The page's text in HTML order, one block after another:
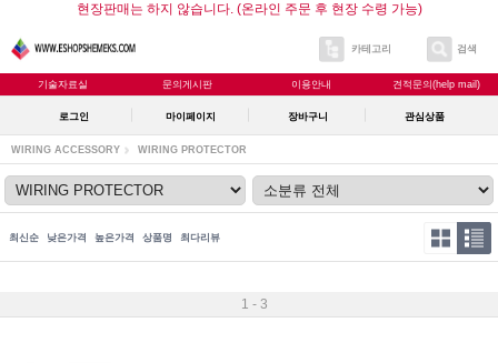
현장판매는 하지 않습니다. (온라인 주문 후 현장 수령 가능)
카테고리 검색
기술자료실 문의게시판 이용안내 견적문의(help mail)
로그인 마이페이지 장바구니 관심상품
WIRING ACCESSORY WIRING PROTECTOR
최신순 낮은가격 높은가격 상품명 최다리뷰
1 - 3